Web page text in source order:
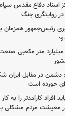
اسناد دفاع مقدس
در روایتگری جنگ
رئیس‌جمهور همزمان با
۱۵۰ میلیارد متر مکعبی
دشمن در مقابل ایران
خورده است
افراد کارآمدتر را به
معیشت مردم مشکلی